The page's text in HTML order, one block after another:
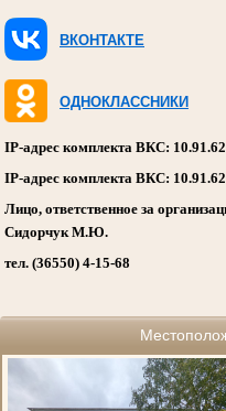
ВКОНТАКТЕ
ОДНОКЛАССНИКИ
IP-адрес комплекта ВКС:
IP-адрес комплекта ВКС:
Лицо, ответственное за
Сидорчук М.Ю.
тел. (36550) 4-15-68